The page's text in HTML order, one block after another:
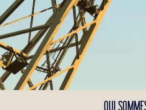
Panneau de gestion des cookies
QUI